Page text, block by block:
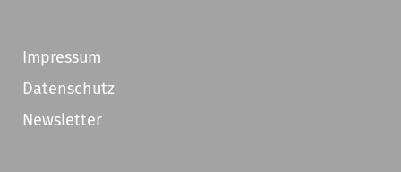
Impressum
Datenschutz
Newsletter